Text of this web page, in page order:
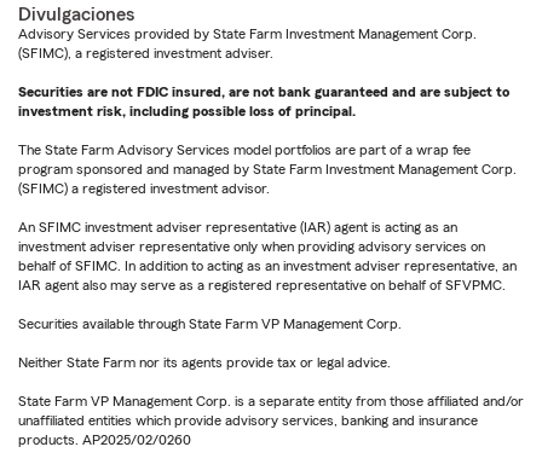
Divulgaciones
Advisory Services provided by State Farm Investment Management Corp.
(SFIMC), a registered investment adviser.
Securities are not FDIC insured, are not bank guaranteed and are subject to
investment risk, including possible loss of principal.
The State Farm Advisory Services model portfolios are part of a wrap fee
program sponsored and managed by State Farm Investment Management Corp.
(SFIMC) a registered investment advisor.
An SFIMC investment adviser representative (IAR) agent is acting as an
investment adviser representative only when providing advisory services on
behalf of SFIMC. In addition to acting as an investment adviser representative, an
IAR agent also may serve as a registered representative on behalf of SFVPMC.
Securities available through State Farm VP Management Corp.
Neither State Farm nor its agents provide tax or legal advice.
State Farm VP Management Corp. is a separate entity from those affiliated and/or
unaffiliated entities which provide advisory services, banking and insurance
products. AP2025/02/0260